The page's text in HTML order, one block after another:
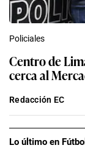
Policiales
Centro de
cerca al
Redacción EC
Lo último en